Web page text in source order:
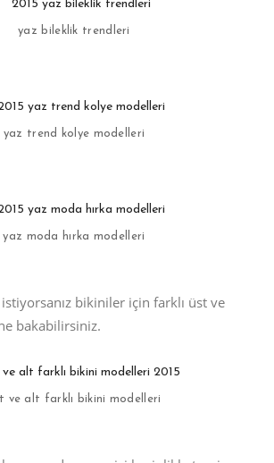
yaz bileklik trendleri
yaz trend kolye modelleri
yaz moda hırka modelleri
bikiniler için farklı üst ve
bakabilirsiniz.
ve alt farklı bikini modelleri